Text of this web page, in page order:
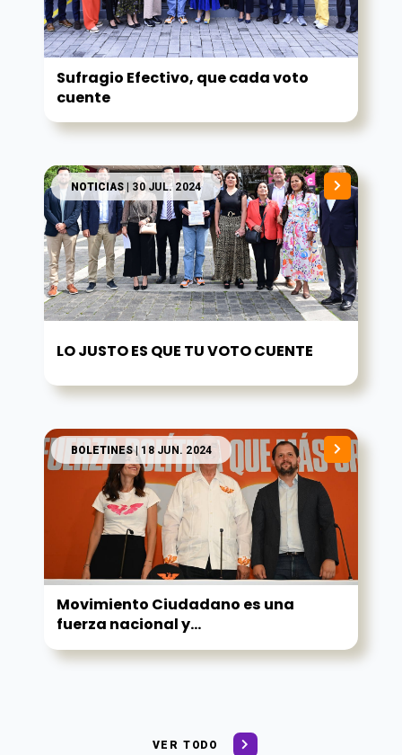
Sufragio Efectivo, que cada voto
cuente
NOTICIAS| 30 JUL. 2024
LO JUSTO ES QUE TU VOTO CUENTE
BOLETINES| 18 JUN. 2024
Movimiento Ciudadano es una
fuerza nacional y...
VER TODO